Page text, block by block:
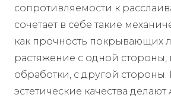
сопротивляемости к
сочетает в себе такие
как прочность покрывающих
растяжение с одной стороны,
обработки, с другой
эстетические качества делают